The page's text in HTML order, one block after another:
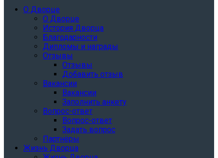
О Дворце
О Дворце
История Дворца
Благодарности
Дипломы и награды
Отзывы
Отзывы
Добавить отзыв
Вакансии
Вакансии
Заполнить анкету
Вопрос-ответ
Вопрос-ответ
Задать вопрос
Партнёры
Жизнь Дворца